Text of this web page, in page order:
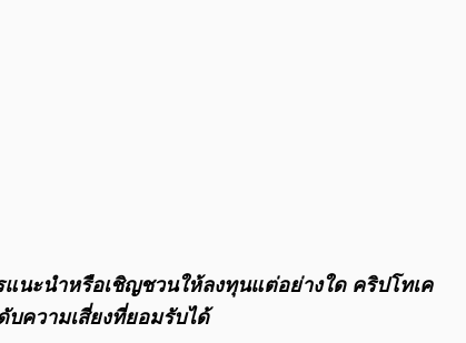
0:00/ 0:00
แนะนำหรือเชิญชวนให้ลงทุนแต่อย่างใด คริปโทเค
บความเสี่ยงที่ยอมรับได้